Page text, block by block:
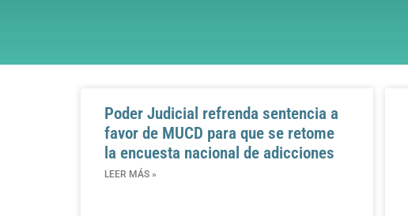
Poder Judicial refrenda sentencia a
favor de MUCD para que se retome
la encuesta nacional de adicciones
LEER MÁS »